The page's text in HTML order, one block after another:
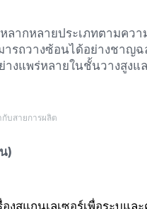
ลากหลายประเภทตามคว
ารถวางซ้อนได้อย่างชาญ
งแพร่หลายในชั้นวางสูงแ
กับสายการผลิต
)
งสแกนเลเซอร์เพื่อระบุแล